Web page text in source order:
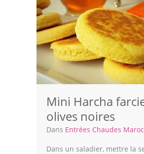
Viandes
Volailles
Poissons
Soupes
Pâtisseries
Epices
Mini Harcha
olives noires
Dans Entrées Chaudes
Dans un saladier, mettre la